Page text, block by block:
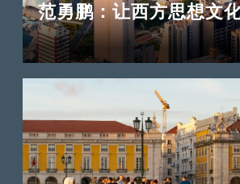
范勇鹏：让西方思想文